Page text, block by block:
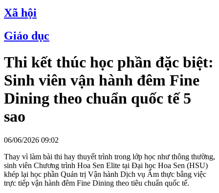
Xã hội
Giáo dục
Thi kết thúc học phần đặc biệt:
Sinh viên vận hành đêm Fine
Dining theo chuẩn quốc tế 5
sao
06/06/2026 09:02
Thay vì làm bài thi hay thuyết trình trong lớp học như thông thường,
sinh viên Chương trình Hoa Sen Elite tại Đại học Hoa Sen (HSU)
khép lại học phần Quản trị Vận hành Dịch vụ Ẩm thực bằng việc
trực tiếp vận hành đêm Fine Dining theo tiêu chuẩn quốc tế.